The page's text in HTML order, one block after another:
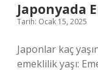
Japonyada
Tarih: Ocak 15, 2025
Japonlar kaç
emeklilik yaşı: